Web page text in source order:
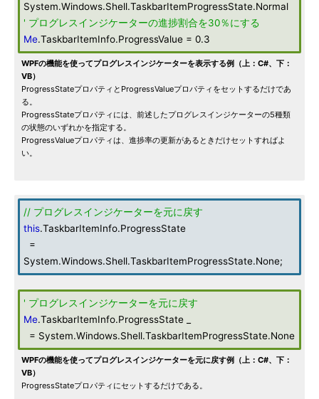
System.Windows.Shell.TaskbarItemProgressState.Normal
' プログレスインジケーターの進捗割合を30％にする
Me.TaskbarItemInfo.ProgressValue = 0.3
WPFの機能を使ってプログレスインジケーターを表示する例（上：C#、下：
VB）
ProgressStateプロパティとProgressValueプロパティをセットするだけであ
る。
ProgressStateプロパティには、前述したプログレスインジケーターの5種類
の状態のいずれかを指定する。
ProgressValueプロパティは、進捗率の更新があるときだけセットすればよ
い。
// プログレスインジケーターを元に戻す
this.TaskbarItemInfo.ProgressState
=
System.Windows.Shell.TaskbarItemProgressState.None;
' プログレスインジケーターを元に戻す
Me.TaskbarItemInfo.ProgressState _
= System.Windows.Shell.TaskbarItemProgressState.None
WPFの機能を使ってプログレスインジケーターを元に戻す例（上：C#、下：
VB）
ProgressStateプロパティにセットするだけである。